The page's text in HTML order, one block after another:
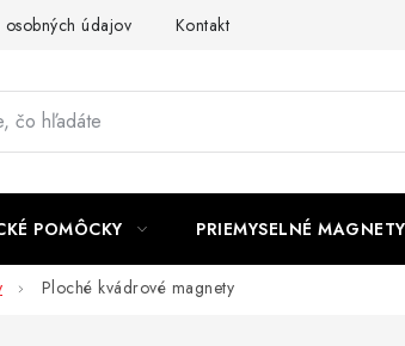
údajov Kontakt
POMÔCKY PRIEMYSELNÉ MAGNETY
Ploché kvádrové magnety